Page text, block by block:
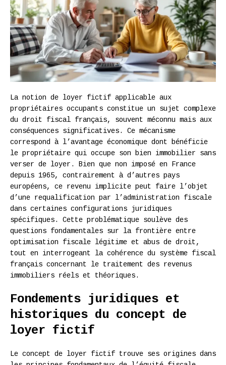
La notion de loyer fictif applicable aux
propriétaires occupants constitue un sujet complexe
du droit fiscal français, souvent méconnu mais aux
conséquences significatives. Ce mécanisme
correspond à l’avantage économique dont bénéficie
le propriétaire qui occupe son bien immobilier sans
verser de loyer. Bien que non imposé en France
depuis 1965, contrairement à d’autres pays
européens, ce revenu implicite peut faire l’objet
d’une requalification par l’administration fiscale
dans certaines configurations juridiques
spécifiques. Cette problématique soulève des
questions fondamentales sur la frontière entre
optimisation fiscale légitime et abus de droit,
tout en interrogeant la cohérence du système fiscal
français concernant le traitement des revenus
immobiliers réels et théoriques.
Fondements juridiques et
historiques du concept de
loyer fictif
Le concept de loyer fictif trouve ses origines dans